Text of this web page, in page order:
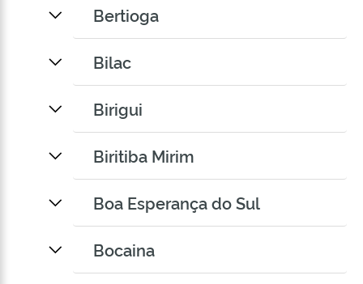
Bertioga
Bilac
Birigui
Biritiba Mirim
Boa Esperança do Sul
Bocaina